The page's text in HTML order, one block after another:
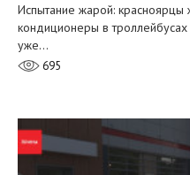
Испытание жарой:
кондиционеры в
уже…
695